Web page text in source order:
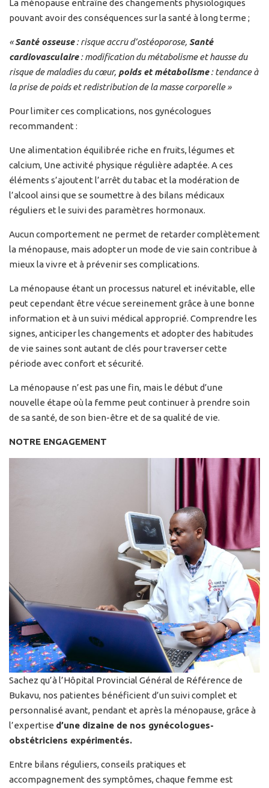
La ménopause entraîne des changements physiologiques
pouvant avoir des conséquences sur la santé à long terme ;
«Santé osseuse: risque accru d’ostéoporose, Santé
cardiovasculaire: modification du métabolisme et hausse du
risque de maladies du cœur, poids et métabolisme: tendance à
la prise de poids et redistribution de la masse corporelle »
Pour limiter ces complications, nos gynécologues
recommandent :
Une alimentation équilibrée riche en fruits, légumes et
calcium, Une activité physique régulière adaptée. A ces
éléments s’ajoutent l’arrêt du tabac et la modération de
l’alcool ainsi que se soumettre à des bilans médicaux
réguliers et le suivi des paramètres hormonaux.
Aucun comportement ne permet de retarder complètement
la ménopause, mais adopter un mode de vie sain contribue à
mieux la vivre et à prévenir ses complications.
La ménopause étant un processus naturel et inévitable, elle
peut cependant être vécue sereinement grâce à une bonne
information et à un suivi médical approprié. Comprendre les
signes, anticiper les changements et adopter des habitudes
de vie saines sont autant de clés pour traverser cette
période avec confort et sécurité.
La ménopause n’est pas une fin, mais le début d’une
nouvelle étape où la femme peut continuer à prendre soin
de sa santé, de son bien-être et de sa qualité de vie.
NOTRE ENGAGEMENT
Sachez qu’à l’Hôpital Provincial Général de Référence de
Bukavu, nos patientes bénéficient d’un suivi complet et
personnalisé avant, pendant et après la ménopause, grâce à
l’expertise d’une dizaine de nos gynécologues-
obstétriciens expérimentés.
Entre bilans réguliers, conseils pratiques et
accompagnement des symptômes, chaque femme est